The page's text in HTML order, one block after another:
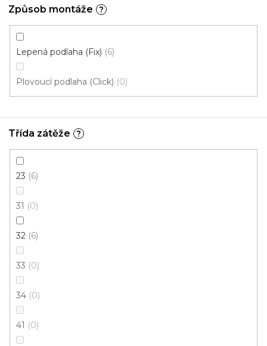
Způsob montáže ?
Lepená podlaha (Fix) 6
Plovoucí podlaha (Click) 0
Třída zátěže ?
23 6
31 0
32 6
33 0
34 0
41 0
Vinylová podlaha RELIT GD Classy CW-532
442 Kč
599 Kč
Fix (lepená)